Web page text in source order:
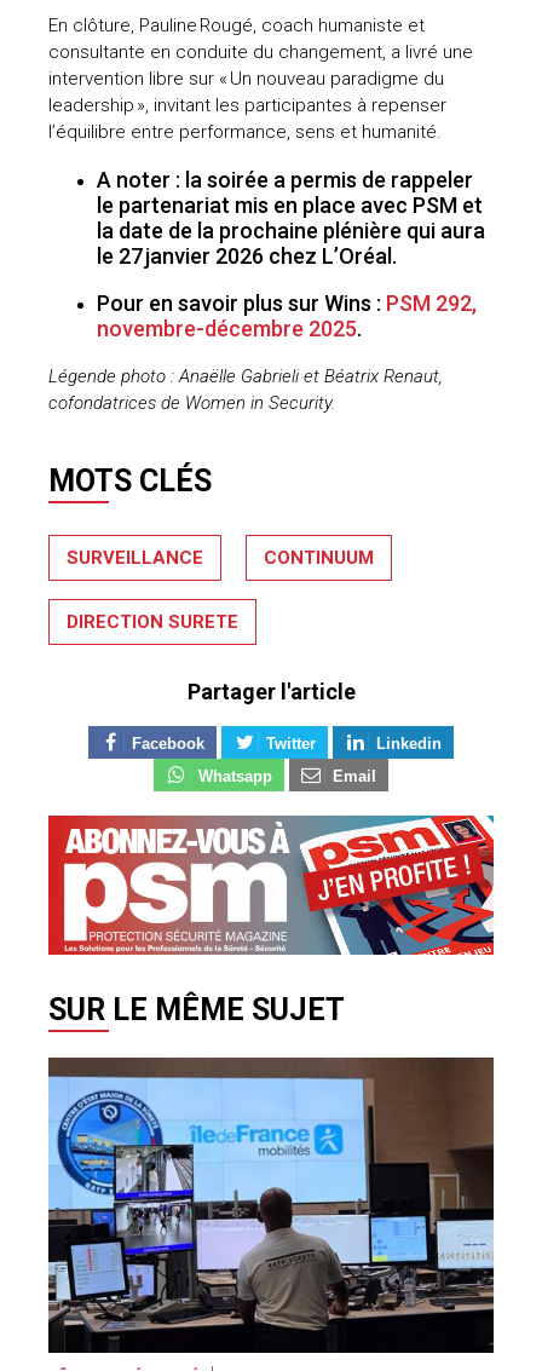
En clôture, Pauline Rougé, coach humaniste et
consultante en conduite du changement, a livré une
intervention libre sur « Un nouveau paradigme du
leadership », invitant les participantes à repenser
l’équilibre entre performance, sens et humanité.
A noter : la soirée a permis de rappeler
le partenariat mis en place avec PSM et
la date de la prochaine plénière qui aura
le 27 janvier 2026 chez L’Oréal.
Pour en savoir plus sur Wins : PSM 292,
novembre-décembre 2025.
Légende photo : Anaëlle Gabrieli et Béatrix Renaut,
cofondatrices de Women in Security.
MOTS CLÉS
SURVEILLANCE CONTINUUM
DIRECTION SURETE
Partager l'article
Facebook Twitter
Linkedin
Whatsapp
Email
SUR LE MÊME SUJET